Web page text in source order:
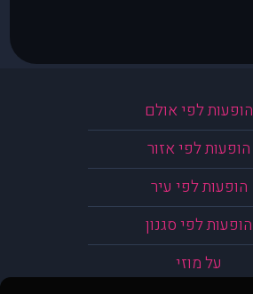
הופעות לפי אולם
הופעות לפי אזור
הופעות לפי עיר
הופעות לפי סגנון
על מוזי